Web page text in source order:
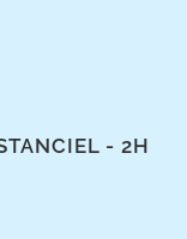
- 2H